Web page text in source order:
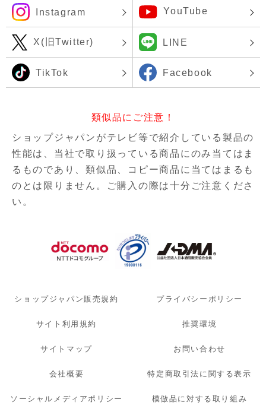
Instagram YouTube
X(旧Twitter) LINE
TikTok Facebook
類似品にご注意！
ショップジャパンがテレビ等で紹介している製品の
性能は、当社で取り扱っている商品にのみ当てはま
るものであり、類似品、コピー商品に当てはまるも
のとは限りません。ご購入の際は十分ご注意くださ
い。
ショップジャパン販売規約 プライバシーポリシー
サイト利用規約 推奨環境
サイトマップ お問い合わせ
会社概要 特定商取引法に関する表示
ソーシャルメディアポリシー 模倣品に対する取り組み